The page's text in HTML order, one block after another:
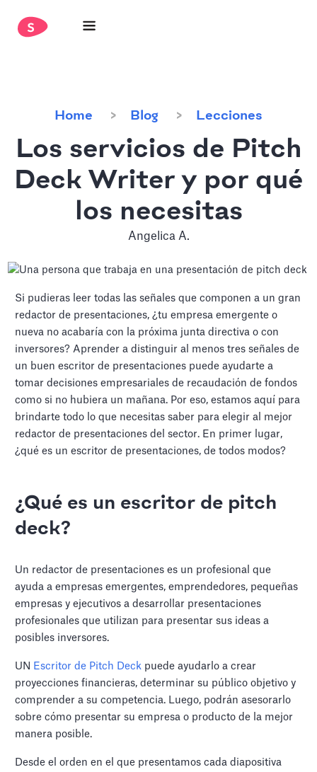
Home Blog Lecciones
Los servicios de Pitch
Deck Writer y por qué
los necesitas
Angelica A.
Si pudieras leer todas las señales que componen a un gran
redactor de presentaciones, ¿tu empresa emergente o
nueva no acabaría con la próxima junta directiva o con
inversores? Aprender a distinguir al menos tres señales de
un buen escritor de presentaciones puede ayudarte a
tomar decisiones empresariales de recaudación de fondos
como si no hubiera un mañana. Por eso, estamos aquí para
brindarte todo lo que necesitas saber para elegir al mejor
redactor de presentaciones del sector. En primer lugar,
¿qué es un escritor de presentaciones, de todos modos?
¿Qué es un escritor de pitch
deck?
Un redactor de presentaciones es un profesional que
ayuda a empresas emergentes, emprendedores, pequeñas
empresas y ejecutivos a desarrollar presentaciones
profesionales que utilizan para presentar sus ideas a
posibles inversores.
UN Escritor de Pitch Deck puede ayudarlo a crear
proyecciones financieras, determinar su público objetivo y
comprender a su competencia. Luego, podrán asesorarlo
sobre cómo presentar su empresa o producto de la mejor
manera posible.
Desde el orden en el que presentamos cada diapositiva